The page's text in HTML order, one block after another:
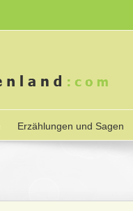
Erzählungen und Sagen